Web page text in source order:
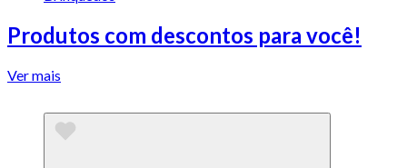
Produtos com descontos para você!
Ver mais